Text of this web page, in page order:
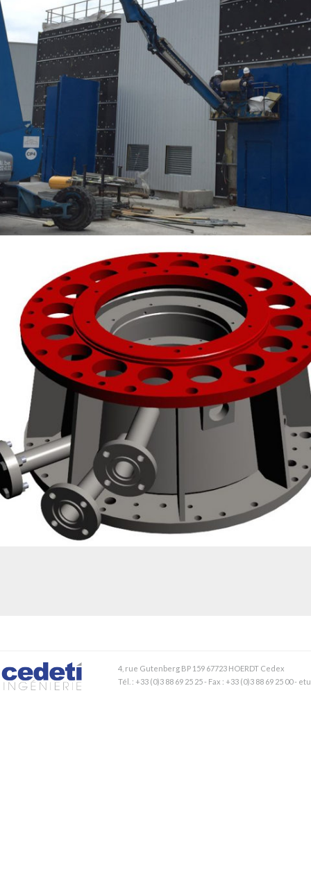
PROJET NOVARKA (TCHERNOBYL) – PORTES PIVOTANTES ET COULISSANTES
DE GRANDES DIMENSIONS (RÉSISTANTES À DES IMPACTS)
4, rue Gutenberg BP 159 67723 HOERDT Cedex
Tél. : +33 (0)3 88 69 25 25 - Fax : +33 (0)3 88 69 25 00 -